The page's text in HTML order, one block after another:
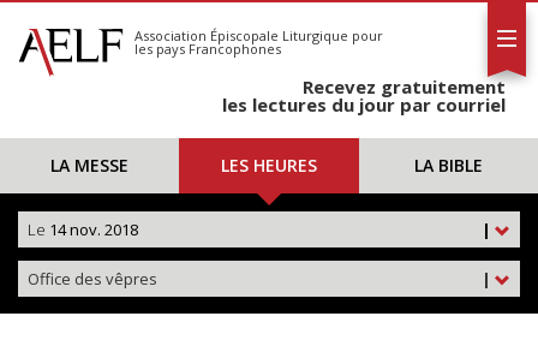
S'abonner
Calendrier
Association Épiscopale Liturgique pour
les pays Francophones
Recevez gratuitement
les lectures du jour par courriel
LA MESSE LES HEURES LA BIBLE
|
Le 14 nov. 2018
|
Office des vêpres